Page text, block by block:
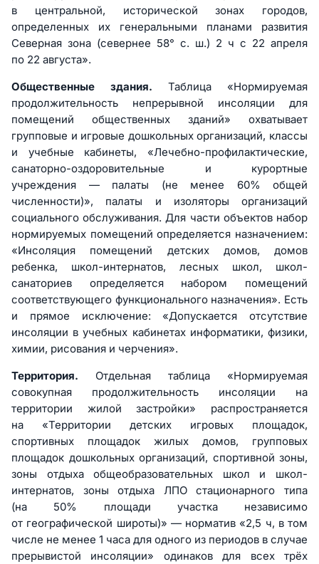
в центральной, исторической зонах городов,
определенных их генеральными планами развития
Северная зона (севернее 58° с. ш.) 2 ч с 22 апреля
по 22 августа».
Общественные здания. Таблица «Нормируемая
продолжительность непрерывной инсоляции для
помещений общественных зданий» охватывает
групповые и игровые дошкольных организаций, классы
и учебные кабинеты, «Лечебно-профилактические,
санаторно-оздоровительные и курортные
учреждения — палаты (не менее 60% общей
численности)», палаты и изоляторы организаций
социального обслуживания. Для части объектов набор
нормируемых помещений определяется назначением:
«Инсоляция помещений детских домов, домов
ребенка, школ-интернатов, лесных школ, школ-
санаториев определяется набором помещений
соответствующего функционального назначения». Есть
и прямое исключение: «Допускается отсутствие
инсоляции в учебных кабинетах информатики, физики,
химии, рисования и черчения».
Территория. Отдельная таблица «Нормируемая
совокупная продолжительность инсоляции на
территории жилой застройки» распространяется
на «Территории детских игровых площадок,
спортивных площадок жилых домов, групповых
площадок дошкольных организаций, спортивной зоны,
зоны отдыха общеобразовательных школ и школ-
интернатов, зоны отдыха ЛПО стационарного типа
(на 50% площади участка независимо
от географической широты)» — норматив «2,5 ч, в том
числе не менее 1 часа для одного из периодов в случае
прерывистой инсоляции» одинаков для всех трёх